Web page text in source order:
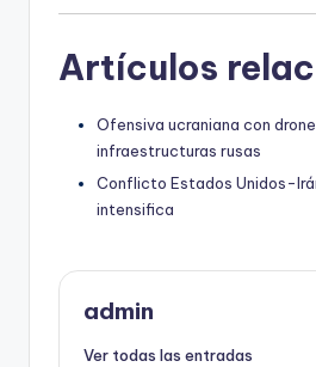
Artículos
Ofensiva ucraniana con
infraestructuras rusas
Conflicto Estados Unidos-
intensifica
admin
Ver todas las entradas